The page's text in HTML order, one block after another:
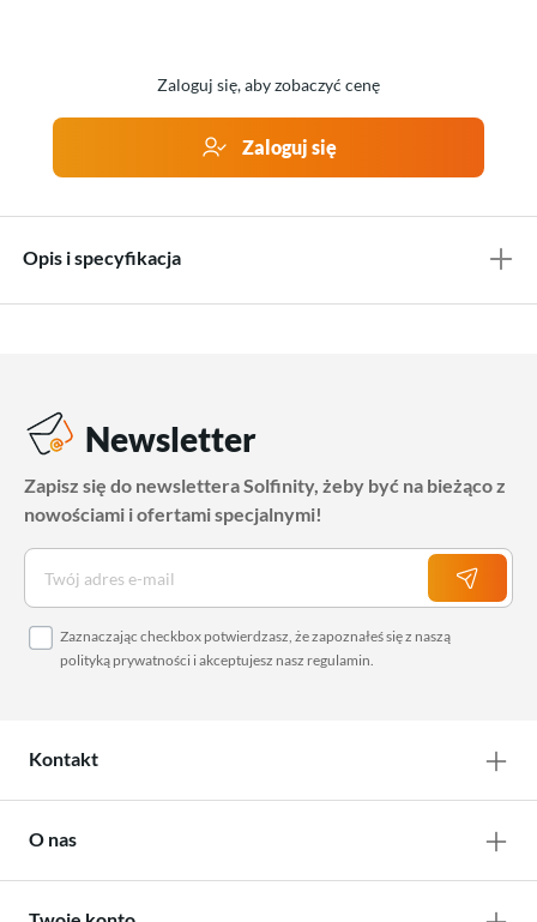
Zaloguj się, aby zobaczyć cenę
Zaloguj się
Opis i specyfikacja
Newsletter
Zapisz się do newslettera Solfinity, żeby być na bieżąco z
nowościami i ofertami specjalnymi!
Zaznaczając checkbox potwierdzasz, że zapoznałeś się z naszą
polityką prywatności i akceptujesz nasz regulamin.
Kontakt
O nas